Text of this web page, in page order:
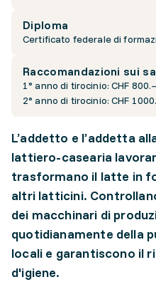
Diploma
Certificato federale di
Raccomandazioni sui
1° anno di tirocinio: CHF 800.–
2° anno di tirocinio: CHF
L’addetto e l’addetta
lattiero-casearia
trasformano il latte in
altri latticini.
dei macchinari di
quotidianamente della
locali e garantiscono il
d'igiene.